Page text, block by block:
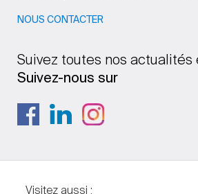
NOUS CONTACTER
Suivez toutes nos actualités
Suivez-nous sur
Visitez aussi :